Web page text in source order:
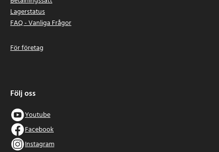
Lagerstatus
FAQ - Vanliga Frågor
För företag
Följ oss
Youtube
Facebook
Instagram